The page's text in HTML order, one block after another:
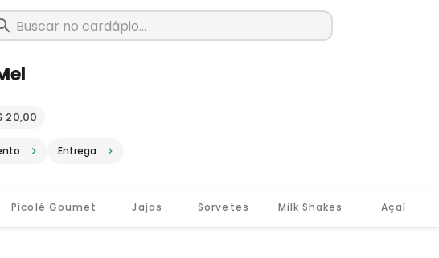
Formosa - MG · Pediu, chegou, é Bigou!
20,00
Entrega
Picolé Goumet Jajas Sorvetes Milk Shakes Açaí